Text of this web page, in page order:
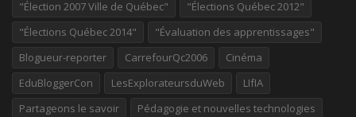
"Élection 2007 Ville de Québec"
"Élections Québec 2012"
"Élections Québec 2014"
"Évaluation des apprentissages"
Blogueur-reporter
CarrefourQc2006
Cinéma
EduBloggerCon
LesExplorateursduWeb
LIfIA
Partageons le savoir
Pédagogie et nouvelles technologies